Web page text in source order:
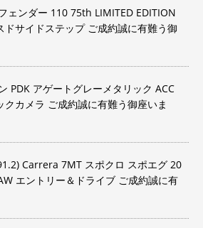
ェンダー 110 75th LIMITED EDITION
サイドステップ ご成約誠に有難う御
PDK アゲートグレーメタリック ACC
カメラ ご成約誠に有難う御座いま
Carrera 7MT スポクロ スポエグ 20
エントリー＆ドライブ ご成約誠に有